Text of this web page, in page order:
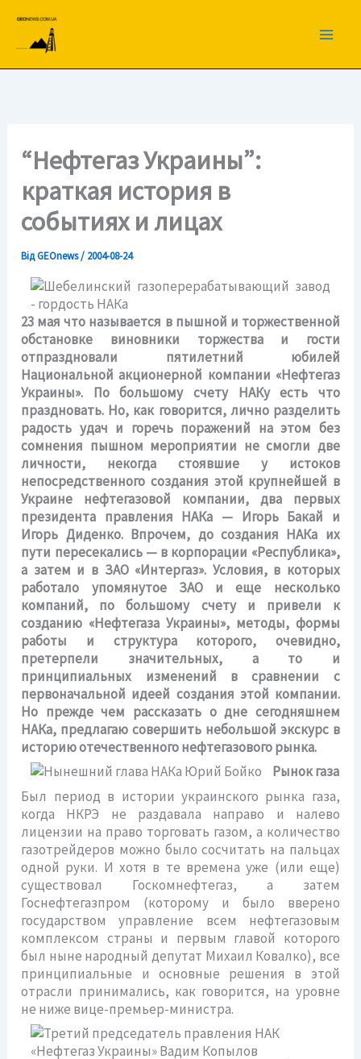
вмісту
“Нефтегаз Украины”:
краткая история в
событиях и лицах
ВідGEOnews/ 2004-08-24
23 мая что называется в пышной и торжественной
обстановке виновники торжества и гости
отпраздновали пятилетний юбилей
Национальной акционерной компании «Нефтегаз
Украины». По большому счету НАКу есть что
праздновать. Но, как говорится, лично разделить
радость удач и горечь поражений на этом без
сомнения пышном мероприятии не смогли две
личности, некогда стоявшие у истоков
непосредственного создания этой крупнейшей в
Украине нефтегазовой компании, два первых
президента правления НАКа — Игорь Бакай и
Игорь Диденко. Впрочем, до создания НАКа их
пути пересекались — в корпорации «Республика»,
а затем и в ЗАО «Интергаз». Условия, в которых
работало упомянутое ЗАО и еще несколько
компаний, по большому счету и привели к
созданию «Нефтегаза Украины», методы, формы
работы и структура которого, очевидно,
претерпели значительных, а то и
принципиальных изменений в сравнении с
первоначальной идеей создания этой компании.
Но прежде чем рассказать о дне сегодняшнем
НАКа, предлагаю совершить небольшой экскурс в
историю отечественного нефтегазового рынка.
Рынок газа
Был период в истории украинского рынка газа,
когда НКРЭ не раздавала направо и налево
лицензии на право торговать газом, а количество
газотрейдеров можно было сосчитать на пальцах
одной руки. И хотя в те времена уже (или еще)
существовал Госкомнефтегаз, а затем
Госнефтегазпром (которому и было вверено
государством управление всем нефтегазовым
комплексом страны и первым главой которого
был ныне народный депутат Михаил Ковалко), все
принципиальные и основные решения в этой
отрасли принимались, как говорится, на уровне
не ниже вице-премьер-министра.